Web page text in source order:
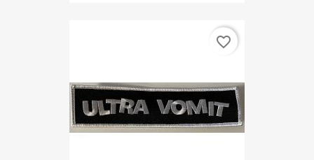
favorite_border